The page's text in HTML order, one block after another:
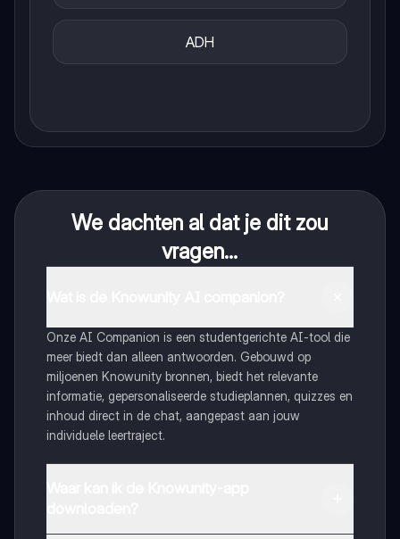
ADH
We dachten al dat je dit zou
vragen...
Onze AI Companion is een studentgerichte AI-tool die
meer biedt dan alleen antwoorden. Gebouwd op
miljoenen Knowunity bronnen, biedt het relevante
informatie, gepersonaliseerde studieplannen, quizzes en
inhoud direct in de chat, aangepast aan jouw
individuele leertraject.